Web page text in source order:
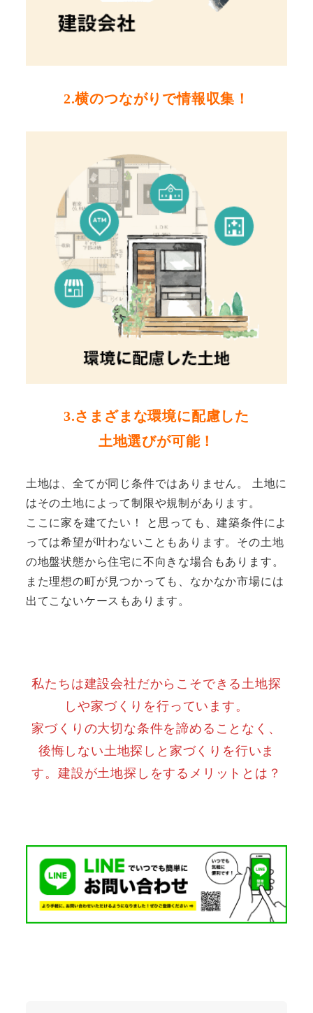
2.横のつながりで情報収集！
3.さまざまな環境に配慮した
土地選びが可能！
土地は、全てが同じ条件ではありません。 土地に
はその土地によって制限や規制があります。
ここに家を建てたい！ と思っても、建築条件によ
っては希望が叶わないこともあります。その土地
の地盤状態から住宅に不向きな場合もあります。
また理想の町が見つかっても、なかなか市場には
出てこないケースもあります。
私たちは建設会社だからこそできる土地探
しや家づくりを行っています。
家づくりの大切な条件を諦めることなく、
後悔しない土地探しと家づくりを行いま
す。建設が土地探しをするメリットとは？